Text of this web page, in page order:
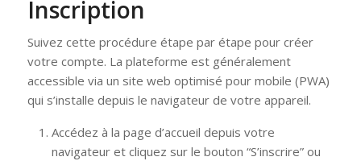
Inscription
Suivez cette procédure étape par étape pour créer
votre compte. La plateforme est généralement
accessible via un site web optimisé pour mobile (PWA)
qui s’installe depuis le navigateur de votre appareil.
Accédez à la page d’accueil depuis votre
navigateur et cliquez sur le bouton “S’inscrire” ou